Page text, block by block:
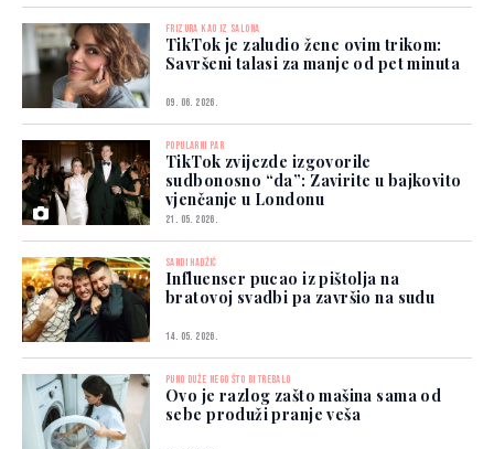
FRIZURA KAO IZ SALONA
TikTok je zaludio žene ovim trikom:
Savršeni talasi za manje od pet minuta
09. 06. 2026.
POPULARNI PAR
TikTok zvijezde izgovorile
sudbonosno “da”: Zavirite u bajkovito
vjenčanje u Londonu
21. 05. 2026.
SANDI HADŽIĆ
Influenser pucao iz pištolja na
bratovoj svadbi pa završio na sudu
14. 05. 2026.
PUNO DUŽE NEGO ŠTO BI TREBALO
Ovo je razlog zašto mašina sama od
sebe produži pranje veša